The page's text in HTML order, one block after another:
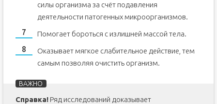
силы организма за счёт подавления
деятельности патогенных микроорганизмов.
Помогает бороться с излишней массой тела.
Оказывает мягкое слабительное действие, тем
самым позволяя очистить организм.
Справка!Ряд исследований доказывает